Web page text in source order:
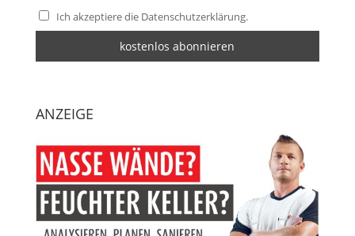
Ich akzeptiere die Datenschutzerklärung.
ANZEIGE